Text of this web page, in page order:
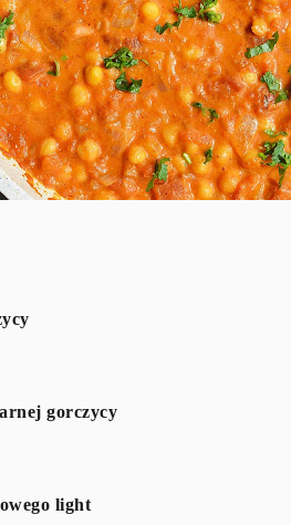
gorczycy
light